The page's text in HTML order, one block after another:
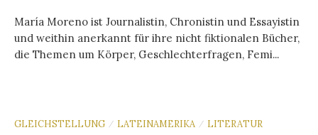
María Moreno ist Journalistin, Chronistin und Essayistin
und weithin anerkannt für ihre nicht fiktionalen Bücher,
die Themen um Körper, Geschlechterfragen, Femi...
GLEICHSTELLUNG / LATEINAMERIKA / LITERATUR